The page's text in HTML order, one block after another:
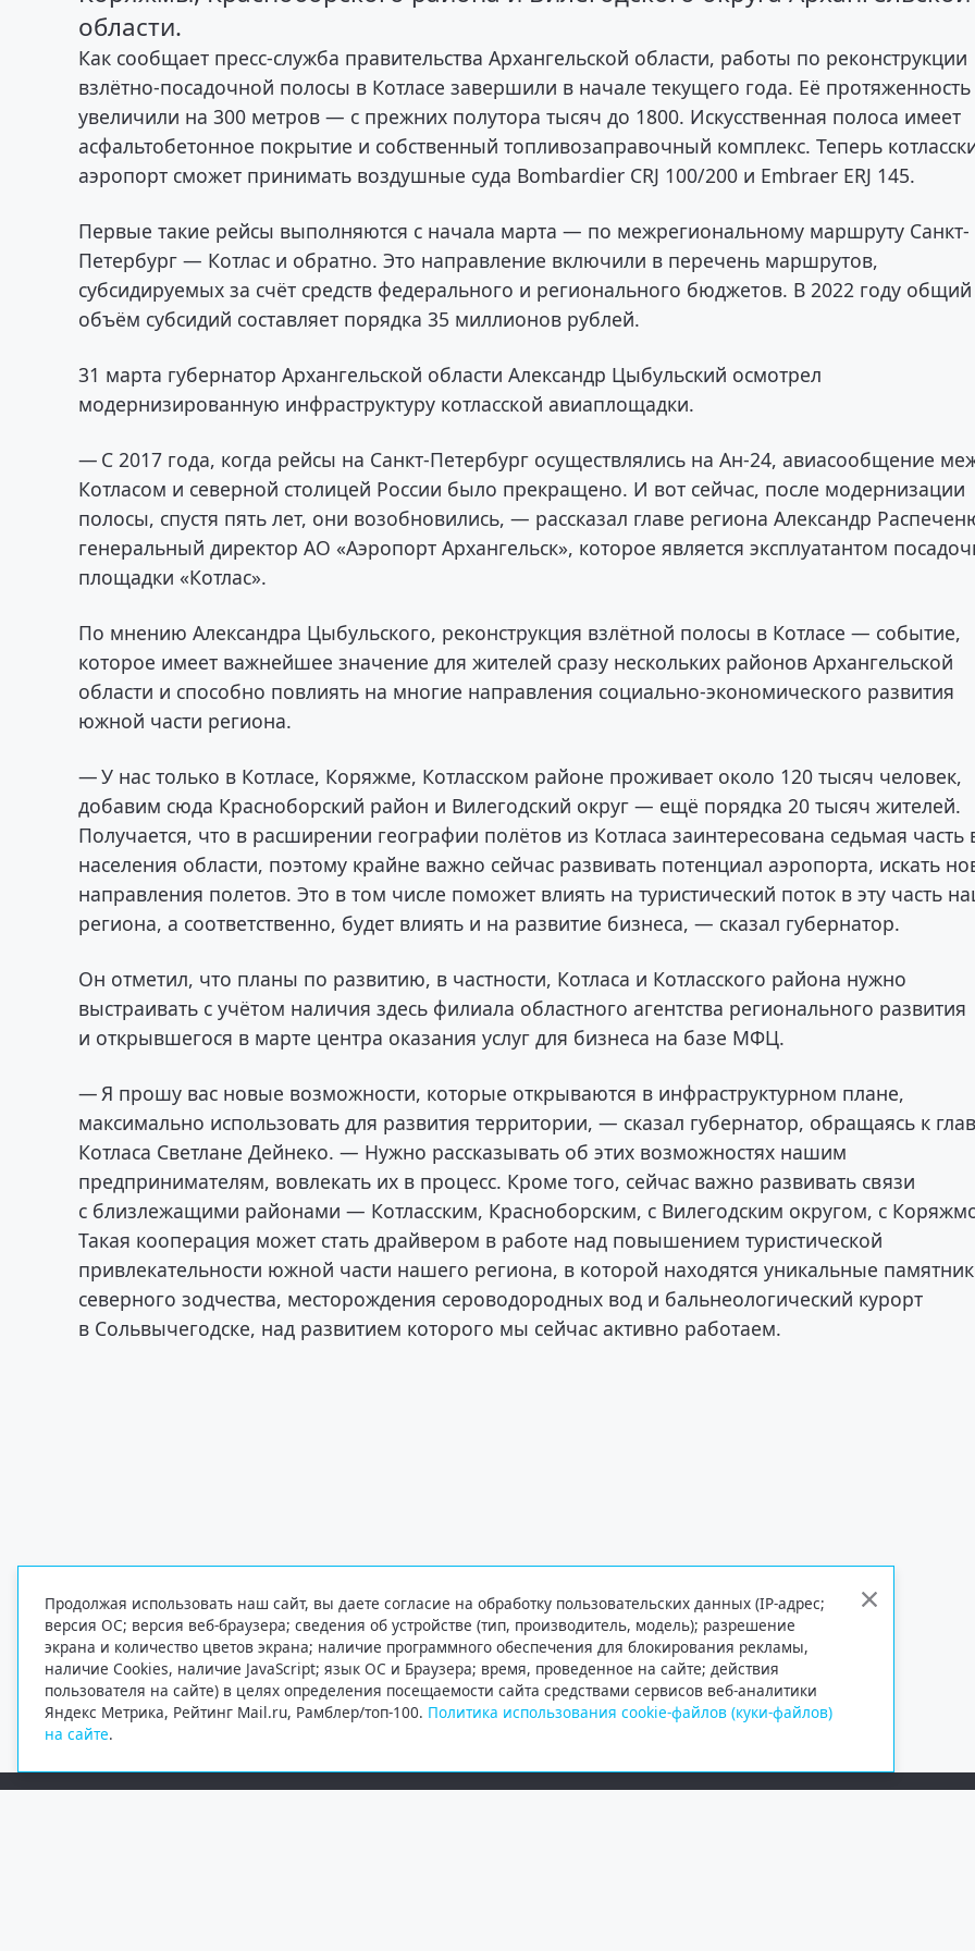
области.
Как сообщает пресс-служба правительства Архангельской области, работы по реконструкции
взлётно-посадочной полосы в Котласе завершили в начале текущего года. Её протяженность
увеличили на 300 метров — с прежних полутора тысяч до 1800. Искусственная полоса имеет
асфальтобетонное покрытие и собственный топливозаправочный комплекс. Теперь
аэропорт сможет принимать воздушные суда Bombardier CRJ 100/200 и Embraer ERJ 145.
Первые такие рейсы выполняются с начала марта — по межрегиональному маршруту Санкт-
Петербург — Котлас и обратно. Это направление включили в перечень маршрутов,
субсидируемых за счёт средств федерального и регионального бюджетов. В 2022 году общий
объём субсидий составляет порядка 35 миллионов рублей.
31 марта губернатор Архангельской области Александр Цыбульский осмотрел
модернизированную инфраструктуру котласской авиаплощадки.
— С 2017 года, когда рейсы на Санкт-Петербург осуществлялись на Ан-24, авиасообщение
Котласом и северной столицей России было прекращено. И вот сейчас, после модернизации
полосы, спустя пять лет, они возобновились, — рассказал главе региона Александр
генеральный директор АО «Аэропорт Архангельск», которое является эксплуатантом
площадки «Котлас».
По мнению Александра Цыбульского, реконструкция взлётной полосы в Котласе — событие,
которое имеет важнейшее значение для жителей сразу нескольких районов Архангельской
области и способно повлиять на многие направления социально-экономического развития
южной части региона.
— У нас только в Котласе, Коряжме, Котласском районе проживает около 120 тысяч человек,
добавим сюда Красноборский район и Вилегодский округ — ещё порядка 20 тысяч жителей.
Получается, что в расширении географии полётов из Котласа заинтересована седьмая часть
населения области, поэтому крайне важно сейчас развивать потенциал аэропорта, искать
направления полетов. Это в том числе поможет влиять на туристический поток в эту часть
региона, а соответственно, будет влиять и на развитие бизнеса, — сказал губернатор.
Он отметил, что планы по развитию, в частности, Котласа и Котласского района нужно
выстраивать с учётом наличия здесь филиала областного агентства регионального развития
и открывшегося в марте центра оказания услуг для бизнеса на базе МФЦ.
— Я прошу вас новые возможности, которые открываются в инфраструктурном плане,
максимально использовать для развития территории, — сказал губернатор, обращаясь к
Котласа Светлане Дейнеко. — Нужно рассказывать об этих возможностях нашим
предпринимателям, вовлекать их в процесс. Кроме того, сейчас важно развивать связи
с близлежащими районами — Котласским, Красноборским, с Вилегодским округом, с
Такая кооперация может стать драйвером в работе над повышением туристической
привлекательности южной части нашего региона, в которой находятся уникальные
северного зодчества, месторождения сероводородных вод и бальнеологический курорт
в Сольвычегодске, над развитием которого мы сейчас активно работаем.
Продолжая использовать наш сайт, вы даете согласие на обработку пользовательских данных (IP-адрес;
версия ОС; версия веб-браузера; сведения об устройстве (тип, производитель, модель); разрешение
экрана и количество цветов экрана; наличие программного обеспечения для блокирования рекламы,
наличие Cookies, наличие JavaScript; язык ОС и Браузера; время, проведенное на сайте; действия
пользователя на сайте) в целях определения посещаемости сайта средствами сервисов веб-аналитики
Яндекс Метрика, Рейтинг Mail.ru, Рамблер/топ-100. Политика использования cookie-файлов (куки-файлов)
на сайте.